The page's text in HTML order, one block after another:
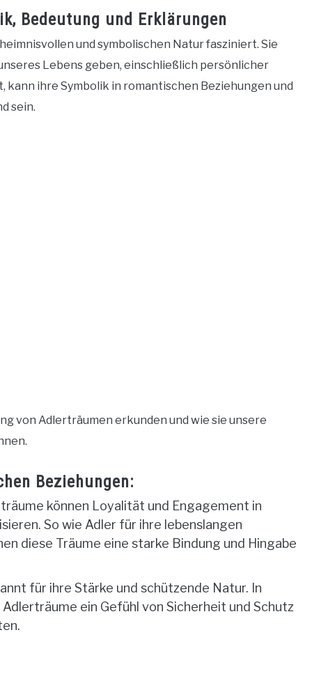
Bedeutung und Erklärungen
und symbolischen Natur fasziniert. Sie
Lebens geben, einschließlich persönlicher
kann ihre Symbolik in romantischen Beziehungen und
sein.
von Adlerträumen erkunden und wie sie unsere
Beziehungen:
können Loyalität und Engagement in
So wie Adler für ihre lebenslangen
diese Träume eine starke Bindung und Hingabe
für ihre Stärke und schützende Natur. In
ein Gefühl von Sicherheit und Schutz